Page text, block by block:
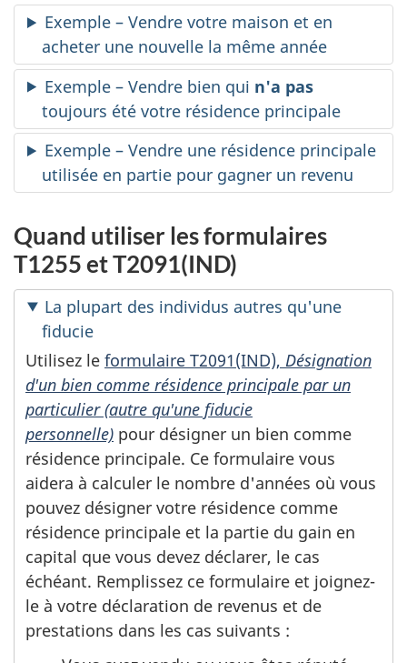
Exemple – Vendre votre maison et en
acheter une nouvelle la même année
Exemple – Vendre bien qui n'a pas
toujours été votre résidence principale
Exemple – Vendre une résidence principale
utilisée en partie pour gagner un revenu
Quand utiliser les formulaires
T1255 et T2091(IND)
La plupart des individus autres qu'une
fiducie
Utilisez le formulaire T2091(IND), Désignation
d'un bien comme résidence principale par un
particulier (autre qu'une fiducie
personnelle) pour désigner un bien comme
résidence principale. Ce formulaire vous
aidera à calculer le nombre d'années où vous
pouvez désigner votre résidence comme
résidence principale et la partie du gain en
capital que vous devez déclarer, le cas
échéant. Remplissez ce formulaire et joignez-
le à votre déclaration de revenus et de
prestations dans les cas suivants :